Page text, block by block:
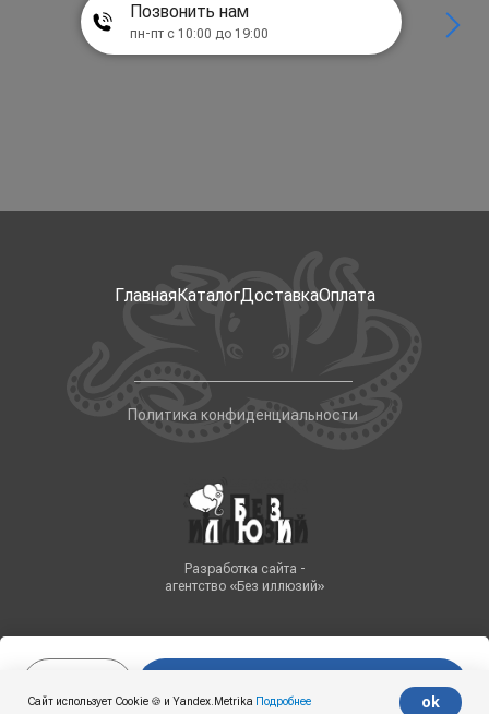
Сайт использует Cookie 🍪 и Yandex.Metrika Подробнее ok
Позвонить нам
пн-пт с 10:00 до 19:00
ГлавнаяКаталогДоставкаОплата
Политика конфиденциальности
Разработка сайта -
агентство «Без иллюзий»
Made on Tilda